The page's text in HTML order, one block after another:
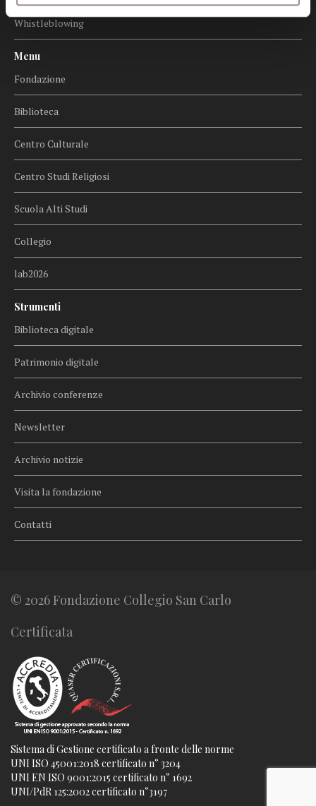
Whistleblowing
Menu
Fondazione
Biblioteca
Centro Culturale
Centro Studi Religiosi
Scuola Alti Studi
Collegio
lab2026
Strumenti
Biblioteca digitale
Patrimonio digitale
Archivio conferenze
Newsletter
Archivio notizie
Visita la fondazione
Contatti
© 2026 Fondazione Collegio San Carlo
Certificata
Sistema di Gestione certificato a fronte delle norme
UNI ISO 45001:2018 certificato n° 3204
UNI EN ISO 9001:2015 certificato n° 1692
UNI/PdR 125:2002 certificato n°3197